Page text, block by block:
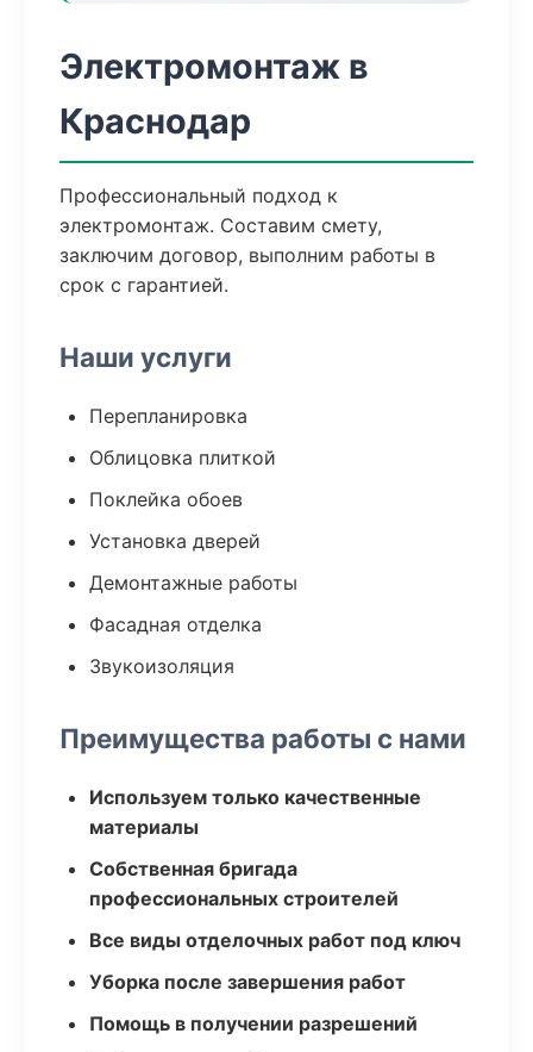
Электромонтаж в
Краснодар
Профессиональный подход к
электромонтаж. Составим смету,
заключим договор, выполним работы в
срок с гарантией.
Наши услуги
Перепланировка
Облицовка плиткой
Поклейка обоев
Установка дверей
Демонтажные работы
Фасадная отделка
Звукоизоляция
Преимущества работы с нами
Используем только качественные
материалы
Собственная бригада
профессиональных строителей
Все виды отделочных работ под ключ
Уборка после завершения работ
Помощь в получении разрешений